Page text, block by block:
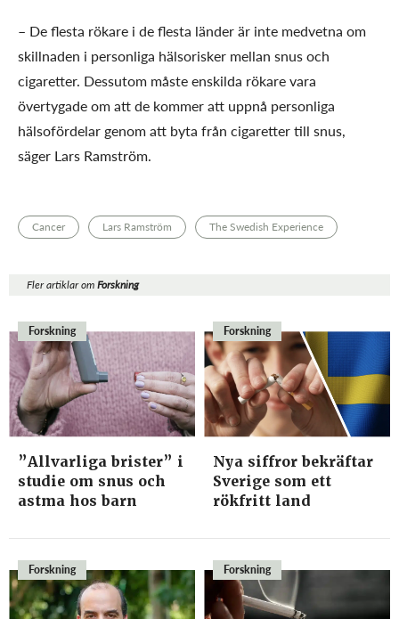
– De flesta rökare i de flesta länder är inte medvetna om
skillnaden i personliga hälsorisker mellan snus och
cigaretter. Dessutom måste enskilda rökare vara
övertygade om att de kommer att uppnå personliga
hälsofördelar genom att byta från cigaretter till snus,
säger Lars Ramström.
Cancer Lars Ramström The Swedish Experience
Fler artiklar omForskning
Forskning
”Allvarliga brister” i
studie om snus och
astma hos barn
Forskning
Nya siffror bekräftar
Sverige som ett
rökfritt land
Forskning Forskning